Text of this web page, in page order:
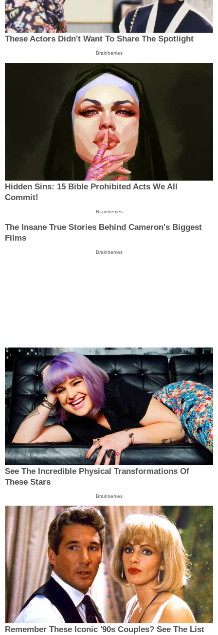
These Actors Didn't Want To Share The Spotlight
Brainberries
Hidden Sins: 15 Bible Prohibited Acts We All
Commit!
Brainberries
The Insane True Stories Behind Cameron's Biggest
Films
Brainberries
See The Incredible Physical Transformations Of
These Stars
Brainberries
Remember These Iconic '90s Couples? See The List